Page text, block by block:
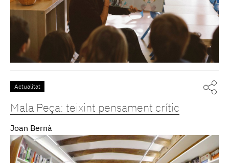
Actualitat
Mala Peça: teixint pensament crític
Joan Bernà